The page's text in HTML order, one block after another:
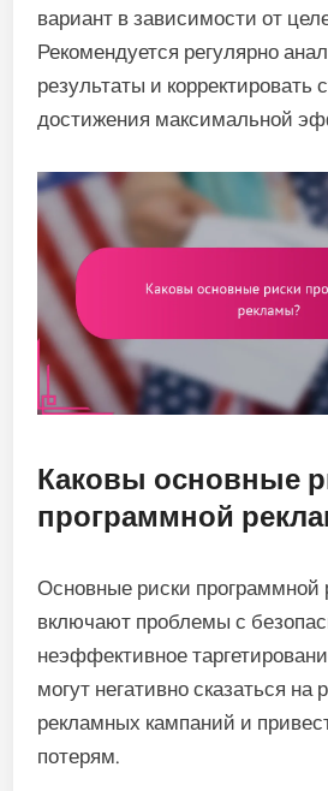
вариант в зависимости от
Рекомендуется регулярно
результаты и корректировать
достижения максимальной
Каковы основные
программной
Основные риски программной
включают проблемы с
неэффективное
могут негативно сказаться на
рекламных кампаний и
потерям.